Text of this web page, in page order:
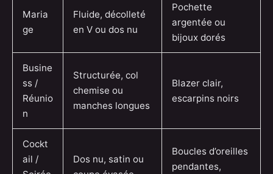
Maria
ge
Fluide, décolleté
en V ou dos nu
Pochette
argentée ou
bijoux dorés
Busine
ss /
Réunio
n
Structurée, col
chemise ou
manches longues
Blazer clair,
escarpins noirs
Cockt
ail /
Dos nu, satin ou
Boucles d’oreilles
pendantes,